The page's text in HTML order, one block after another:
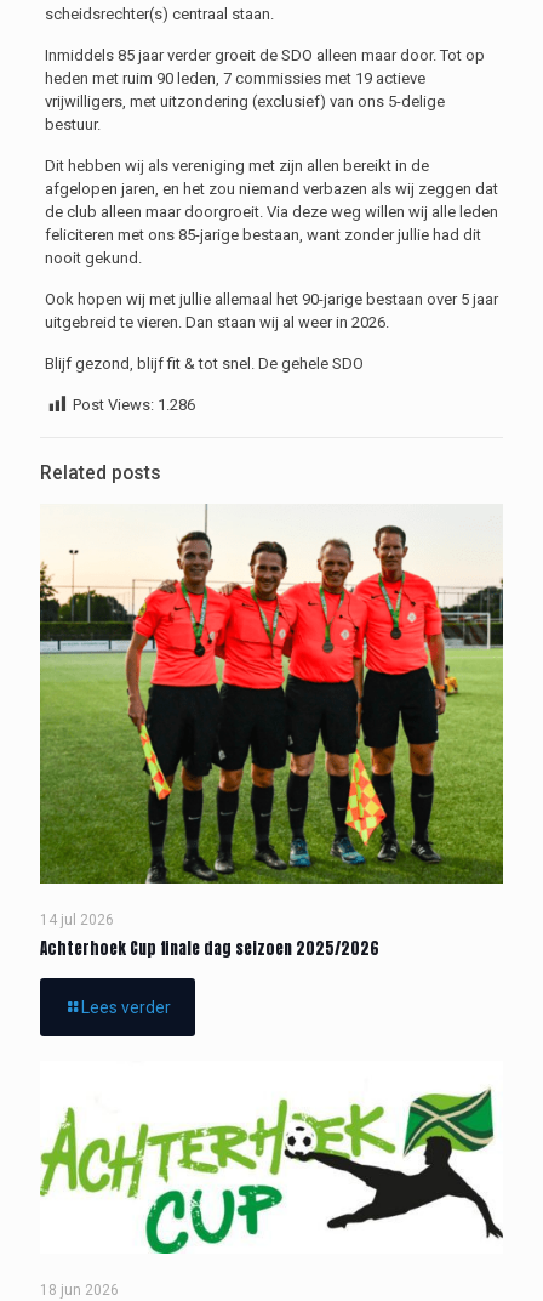
scheidsrechter(s) centraal staan.
Inmiddels 85 jaar verder groeit de SDO alleen maar door. Tot op
heden met ruim 90 leden, 7 commissies met 19 actieve
vrijwilligers, met uitzondering (exclusief) van ons 5-delige
bestuur.
Dit hebben wij als vereniging met zijn allen bereikt in de
afgelopen jaren, en het zou niemand verbazen als wij zeggen dat
de club alleen maar doorgroeit. Via deze weg willen wij alle leden
feliciteren met ons 85-jarige bestaan, want zonder jullie had dit
nooit gekund.
Ook hopen wij met jullie allemaal het 90-jarige bestaan over 5 jaar
uitgebreid te vieren. Dan staan wij al weer in 2026.
Blijf gezond, blijf fit & tot snel. De gehele SDO
Post Views: 1.286
Related posts
14 jul 2026
Achterhoek Cup finale dag seizoen 2025/2026
Lees verder
18 jun 2026